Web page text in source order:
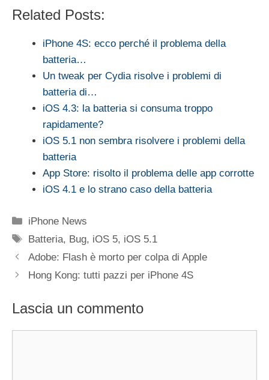
Related Posts:
iPhone 4S: ecco perché il problema della
batteria…
Un tweak per Cydia risolve i problemi di
batteria di…
iOS 4.3: la batteria si consuma troppo
rapidamente?
iOS 5.1 non sembra risolvere i problemi della
batteria
App Store: risolto il problema delle app corrotte
iOS 4.1 e lo strano caso della batteria
Categorie
iPhone News
Tag
Batteria, Bug, iOS 5, iOS 5.1
Adobe: Flash è morto per colpa di Apple
Hong Kong: tutti pazzi per iPhone 4S
Lascia un commento